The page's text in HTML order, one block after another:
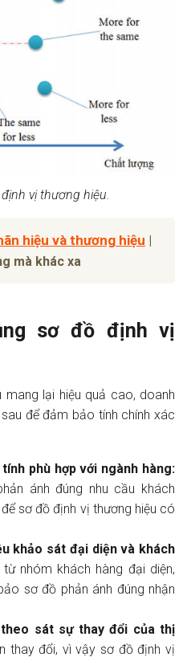
vị thương hiệu.
hiệu và thương hiệu |
mà khác xa
sơ đồ định vị
lại hiệu quả cao, doanh
để đảm bảo tính chính xác
phù hợp với ngành hàng:
ánh đúng nhu cầu khách
sơ đồ định vị thương hiệu có
khảo sát đại diện và khách
nhóm khách hàng đại diện,
sơ đồ phản ánh đúng nhận
sát sự thay đổi của thị
thay đổi, vì vậy sơ đồ định vị